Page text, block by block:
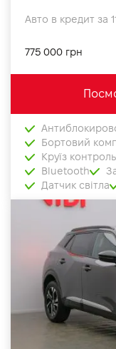
Авто в кредит за
775 000 грн
Бортовий
Круїз контроль
Bluetooth
Датчик світла